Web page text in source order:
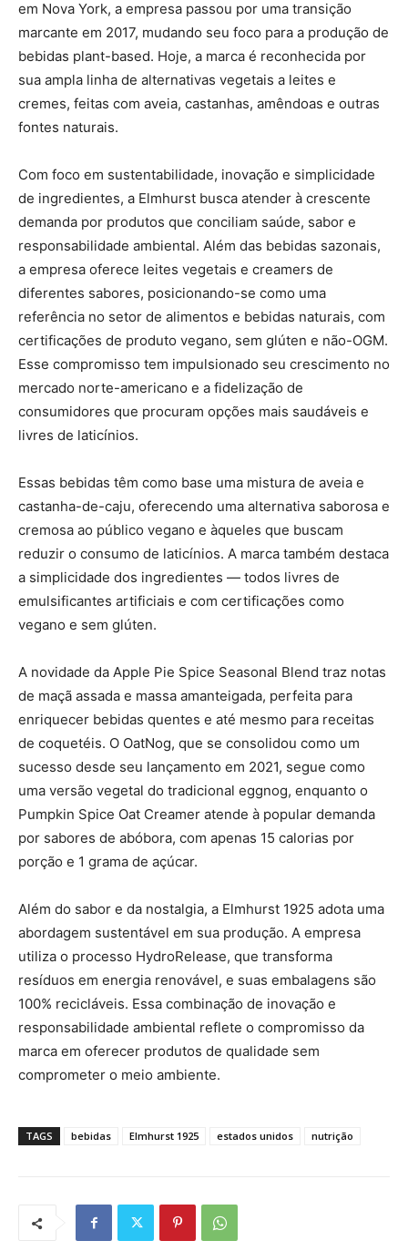
em Nova York, a empresa passou por uma transição
marcante em 2017, mudando seu foco para a produção de
bebidas plant-based. Hoje, a marca é reconhecida por
sua ampla linha de alternativas vegetais a leites e
cremes, feitas com aveia, castanhas, amêndoas e outras
fontes naturais.
Com foco em sustentabilidade, inovação e simplicidade
de ingredientes, a Elmhurst busca atender à crescente
demanda por produtos que conciliam saúde, sabor e
responsabilidade ambiental. Além das bebidas sazonais,
a empresa oferece leites vegetais e creamers de
diferentes sabores, posicionando-se como uma
referência no setor de alimentos e bebidas naturais, com
certificações de produto vegano, sem glúten e não-OGM.
Esse compromisso tem impulsionado seu crescimento no
mercado norte-americano e a fidelização de
consumidores que procuram opções mais saudáveis e
livres de laticínios.
Essas bebidas têm como base uma mistura de aveia e
castanha-de-caju, oferecendo uma alternativa saborosa e
cremosa ao público vegano e àqueles que buscam
reduzir o consumo de laticínios. A marca também destaca
a simplicidade dos ingredientes — todos livres de
emulsificantes artificiais e com certificações como
vegano e sem glúten.
A novidade da Apple Pie Spice Seasonal Blend traz notas
de maçã assada e massa amanteigada, perfeita para
enriquecer bebidas quentes e até mesmo para receitas
de coquetéis. O OatNog, que se consolidou como um
sucesso desde seu lançamento em 2021, segue como
uma versão vegetal do tradicional eggnog, enquanto o
Pumpkin Spice Oat Creamer atende à popular demanda
por sabores de abóbora, com apenas 15 calorias por
porção e 1 grama de açúcar.
Além do sabor e da nostalgia, a Elmhurst 1925 adota uma
abordagem sustentável em sua produção. A empresa
utiliza o processo HydroRelease, que transforma
resíduos em energia renovável, e suas embalagens são
100% recicláveis. Essa combinação de inovação e
responsabilidade ambiental reflete o compromisso da
marca em oferecer produtos de qualidade sem
comprometer o meio ambiente.
TAGS bebidas Elmhurst 1925 estados unidos nutrição